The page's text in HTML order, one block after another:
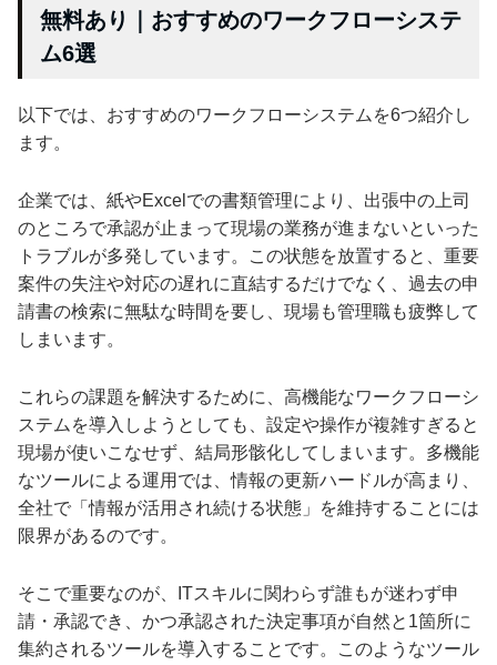
無料あり｜おすすめのワークフローシステ
ム6選
以下では、おすすめのワークフローシステムを6つ紹介し
ます。
企業では、紙やExcelでの書類管理により、出張中の上司
のところで承認が止まって現場の業務が進まないといった
トラブルが多発しています。この状態を放置すると、重要
案件の失注や対応の遅れに直結するだけでなく、過去の申
請書の検索に無駄な時間を要し、現場も管理職も疲弊して
しまいます。
これらの課題を解決するために、高機能なワークフローシ
ステムを導入しようとしても、設定や操作が複雑すぎると
現場が使いこなせず、結局形骸化してしまいます。多機能
なツールによる運用では、情報の更新ハードルが高まり、
全社で「情報が活用され続ける状態」を維持することには
限界があるのです。
そこで重要なのが、ITスキルに関わらず誰もが迷わず申
請・承認でき、かつ承認された決定事項が自然と1箇所に
集約されるツールを導入することです。このようなツール